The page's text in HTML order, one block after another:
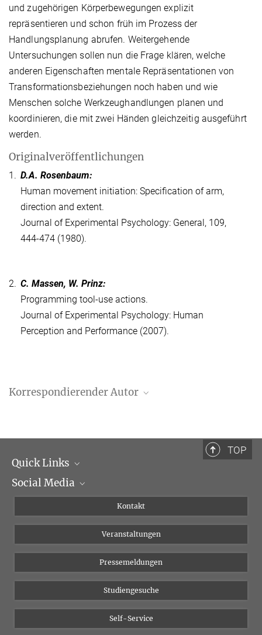
und zugehörigen Körperbewegungen explizit
repräsentieren und schon früh im Prozess der
Handlungsplanung abrufen. Weitergehende
Untersuchungen sollen nun die Frage klären, welche
anderen Eigenschaften mentale Repräsentationen von
Transformationsbeziehungen noch haben und wie
Menschen solche Werkzeughandlungen planen und
koordinieren, die mit zwei Händen gleichzeitig ausgeführt
werden.
Originalveröffentlichungen
1. D.A. Rosenbaum:
Human movement initiation: Specification of arm,
direction and extent.
Journal of Experimental Psychology: General, 109,
444-474 (1980).
2. C. Massen, W. Prinz:
Programming tool-use actions.
Journal of Experimental Psychology: Human
Perception and Performance (2007).
Korrespondierender Autor
massen@cbs.mpg.de
TOP
Quick Links
Institutsleitung
Social Media
Bluesky
YouTube
Kontakt
Veranstaltungen
Pressemeldungen
Studiengesuche
Self-Service